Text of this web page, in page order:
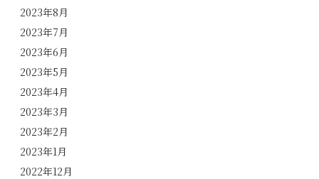
2023年8月
2023年7月
2023年6月
2023年5月
2023年4月
2023年3月
2023年2月
2023年1月
2022年12月